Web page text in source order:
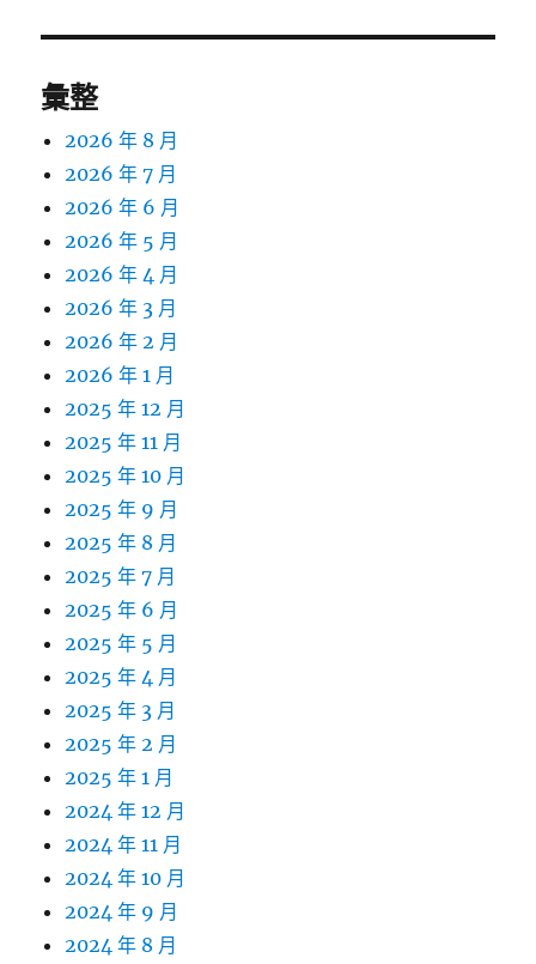
彙整
2026 年 8 月
2026 年 7 月
2026 年 6 月
2026 年 5 月
2026 年 4 月
2026 年 3 月
2026 年 2 月
2026 年 1 月
2025 年 12 月
2025 年 11 月
2025 年 10 月
2025 年 9 月
2025 年 8 月
2025 年 7 月
2025 年 6 月
2025 年 5 月
2025 年 4 月
2025 年 3 月
2025 年 2 月
2025 年 1 月
2024 年 12 月
2024 年 11 月
2024 年 10 月
2024 年 9 月
2024 年 8 月